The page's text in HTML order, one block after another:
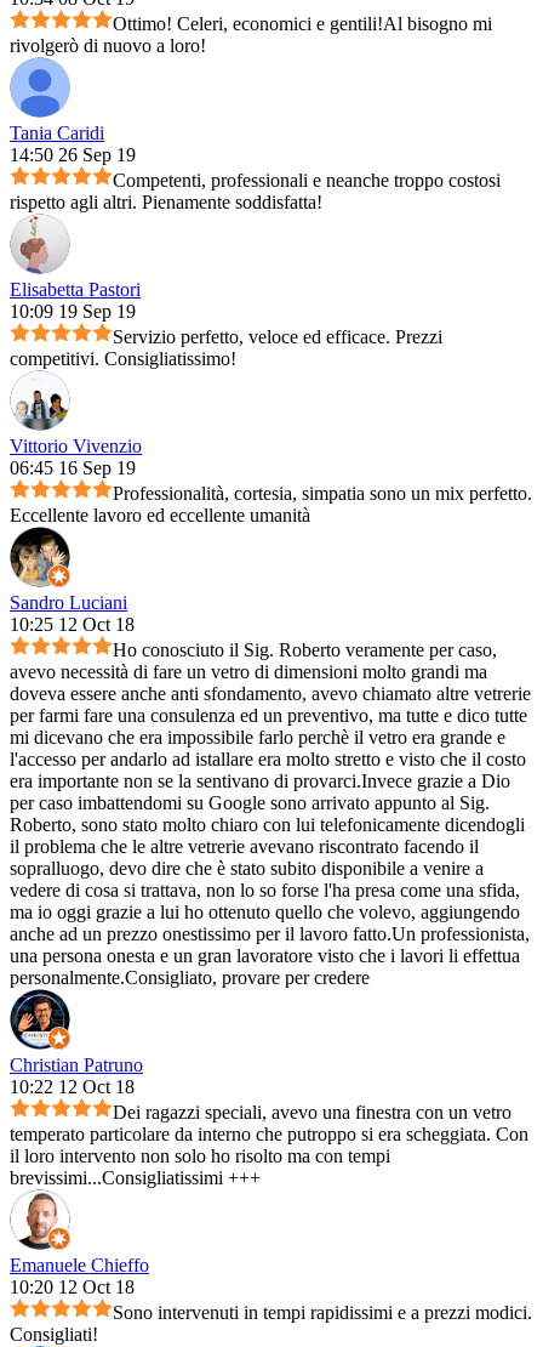
Ottimo! Celeri, economici e gentili!Al bisogno mi
rivolgerò di nuovo a loro!
Tania Caridi
14:50 26 Sep 19
Competenti, professionali e neanche troppo costosi
rispetto agli altri. Pienamente soddisfatta!
Elisabetta Pastori
10:09 19 Sep 19
Servizio perfetto, veloce ed efficace. Prezzi
competitivi. Consigliatissimo!
Vittorio Vivenzio
06:45 16 Sep 19
Professionalità, cortesia, simpatia sono un mix perfetto.
Eccellente lavoro ed eccellente umanità
Sandro Luciani
10:25 12 Oct 18
Ho conosciuto il Sig. Roberto veramente per caso,
avevo necessità di fare un vetro di dimensioni molto grandi ma
doveva essere anche anti sfondamento, avevo chiamato altre vetrerie
per farmi fare una consulenza ed un preventivo, ma tutte e dico tutte
mi dicevano che era impossibile farlo perchè il vetro era grande e
l'accesso per andarlo ad istallare era molto stretto e visto che il costo
era importante non se la sentivano di provarci.Invece grazie a Dio
per caso imbattendomi su Google sono arrivato appunto al Sig.
Roberto, sono stato molto chiaro con lui telefonicamente dicendogli
il problema che le altre vetrerie avevano riscontrato facendo il
sopralluogo, devo dire che è stato subito disponibile a venire a
vedere di cosa si trattava, non lo so forse l'ha presa come una sfida,
ma io oggi grazie a lui ho ottenuto quello che volevo, aggiungendo
anche ad un prezzo onestissimo per il lavoro fatto.Un professionista,
una persona onesta e un gran lavoratore visto che i lavori li effettua
personalmente.Consigliato, provare per credere
Christian Patruno
10:22 12 Oct 18
Dei ragazzi speciali, avevo una finestra con un vetro
temperato particolare da interno che putroppo si era scheggiata. Con
il loro intervento non solo ho risolto ma con tempi
brevissimi...Consigliatissimi +++
Emanuele Chieffo
10:20 12 Oct 18
Sono intervenuti in tempi rapidissimi e a prezzi modici.
Consigliati!